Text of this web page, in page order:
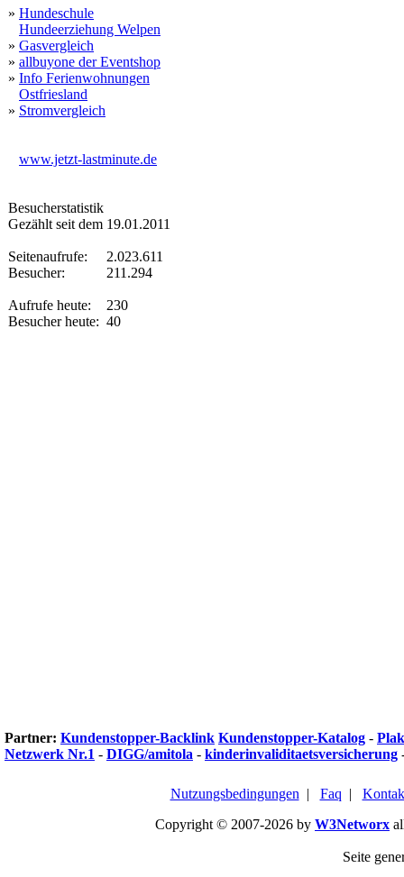
» Hundeschule
Hundeerziehung Welpen
» Gasvergleich
» allbuyone der Eventshop
» Info Ferienwohnungen
Ostfriesland
» Stromvergleich
www.jetzt-lastminute.de
Besucherstatistik
Gezählt seit dem 19.01.2011
Seitenaufrufe:
Besucher:
Aufrufe heute:
Besucher heute:
2.023.611
211.294
230
40
Partner: Kundenstopper-Backlink Kundenstopper-Katalog -
Netzwerk Nr.1 - DIGG/amitola - kinderinvaliditaetsversicherung
Nutzungsbedingungen | Faq |
Copyright © 2007-2026 by W3Networx
Seite